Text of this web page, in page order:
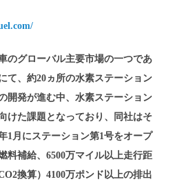
のグローバル主要市場の一つであ
て、約20ヵ所の水素ステーション
開発が進む中、水素ステーション
けた課題となっており、同社はそ
1月にステーション第1号をオープ
料補給、6500万マイル以上走行距
換算）4100万ポンド以上の排出